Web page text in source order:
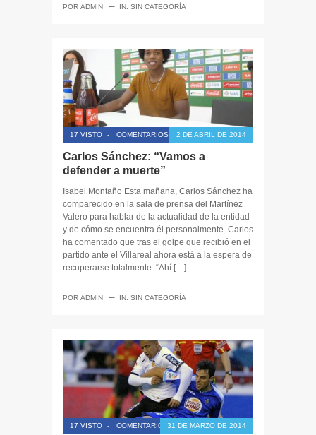
POR ADMIN ─ IN: SIN CATEGORÍA
17 VISTO - COMENTARIOS CERRADOS2 DE ABRIL DE 2014
Carlos Sánchez: “Vamos a
defender a muerte”
Isabel Montaño Esta mañana, Carlos Sánchez ha
comparecido en la sala de prensa del Martínez
Valero para hablar de la actualidad de la entidad
y de cómo se encuentra él personalmente. Carlos
ha comentado que tras el golpe que recibió en el
partido ante el Villareal ahora está a la espera de
recuperarse totalmente: “Ahí […]
POR ADMIN ─ IN: SIN CATEGORÍA
17 VISTO - COMENTARIOS CERRADOS
31 DE MARZO DE 2014